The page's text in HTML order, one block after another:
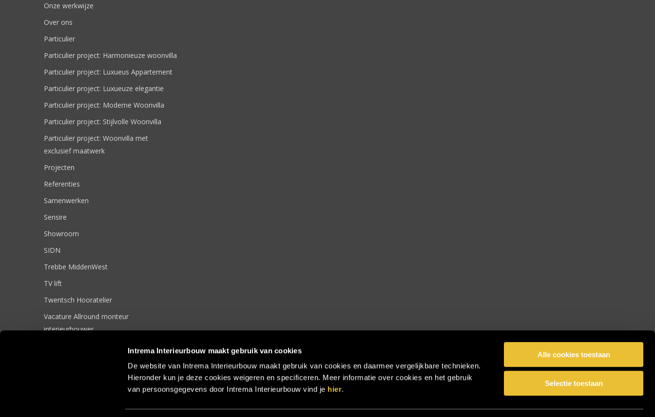
Intrema Interieurbouw maakt gebruik van cookies
De website van Intrema Interieurbouw maakt gebruik van cookies en daarmee vergelijkbare technieken.
Hieronder kun je deze cookies weigeren en specificeren. Meer informatie over cookies en het gebruik
van persoonsgegevens door Intrema Interieurbouw vind je hier.
Alle cookies toestaan
Selectie toestaan
Onze werkwijze
Over ons
Particulier
Particulier project: Harmonieuze woonvilla
Particulier project: Luxueus Appartement
Particulier project: Luxueuze elegantie
Particulier project: Moderne Woonvilla
Particulier project: Stijlvolle Woonvilla
Particulier project: Woonvilla met
exclusief maatwerk
Projecten
Referenties
Samenwerken
Sensire
Showroom
SIDN
Trebbe MiddenWest
TV lift
Twentsch Hooratelier
Vacature Allround monteur
interieurbouwer
facebookpinterestlinkedininstagram